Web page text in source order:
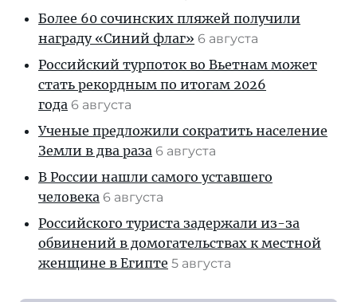
Более 60 сочинских пляжей получили
награду «Синий флаг» 6 августа
Российский турпоток во Вьетнам может
стать рекордным по итогам 2026
года 6 августа
Ученые предложили сократить население
Земли в два раза 6 августа
В России нашли самого уставшего
человека 6 августа
Российского туриста задержали из-за
обвинений в домогательствах к местной
женщине в Египте 5 августа